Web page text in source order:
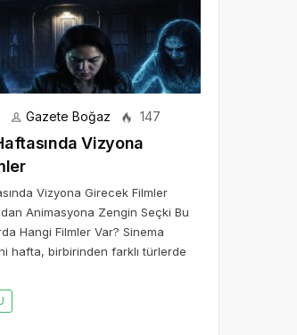
Gazete Boğaz 147
Vizyona
Vizyona Girecek Filmler
Animasyona Zengin Seçki Bu
Hangi Filmler Var? Sinema
hafta, birbirinden farklı türlerde